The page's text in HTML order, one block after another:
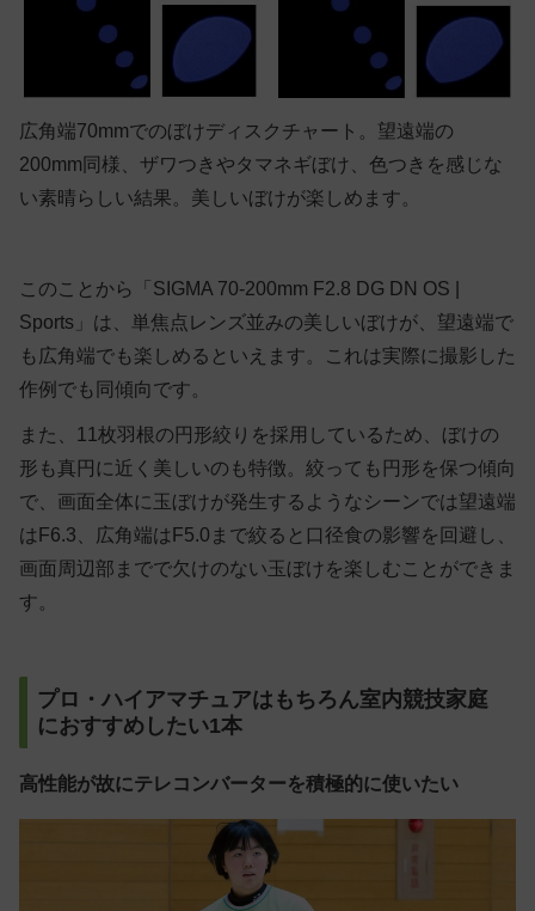
広角端70mmでのぼけディスクチャート。望遠端の
200mm同様、ザワつきやタマネギぼけ、色つきを感じな
い素晴らしい結果。美しいぼけが楽しめます。
このことから「SIGMA 70-200mm F2.8 DG DN OS |
Sports」は、単焦点レンズ並みの美しいぼけが、望遠端で
も広角端でも楽しめるといえます。これは実際に撮影した
作例でも同傾向です。
また、11枚羽根の円形絞りを採用しているため、ぼけの
形も真円に近く美しいのも特徴。絞っても円形を保つ傾向
で、画面全体に玉ぼけが発生するようなシーンでは望遠端
はF6.3、広角端はF5.0まで絞ると口径食の影響を回避し、
画面周辺部までで欠けのない玉ぼけを楽しむことができま
す。
プロ・ハイアマチュアはもちろん室内競技家庭
におすすめしたい1本
高性能が故にテレコンバーターを積極的に使いたい